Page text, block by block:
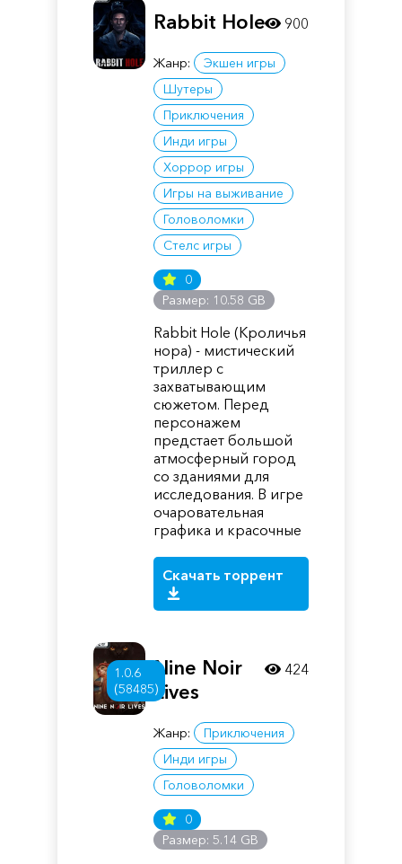
Rabbit Hole
Жанр:
Экшен игры
Шутеры
Приключения
Инди игры
Хоррор игры
Игры на выживание
Головоломки
Стелс игры
0
Размер: 10.58 GB
Rabbit Hole (Кроличья
нора) - мистический
триллер с
захватывающим
сюжетом. Перед
персонажем
предстает большой
атмосферный город
со зданиями для
исследования. В игре
очаровательная
графика и красочные
Скачать торрент
900
1.0.6
(58485)
Nine Noir
Lives
Жанр:
Приключения
Инди игры
Головоломки
0
Размер: 5.14 GB
424